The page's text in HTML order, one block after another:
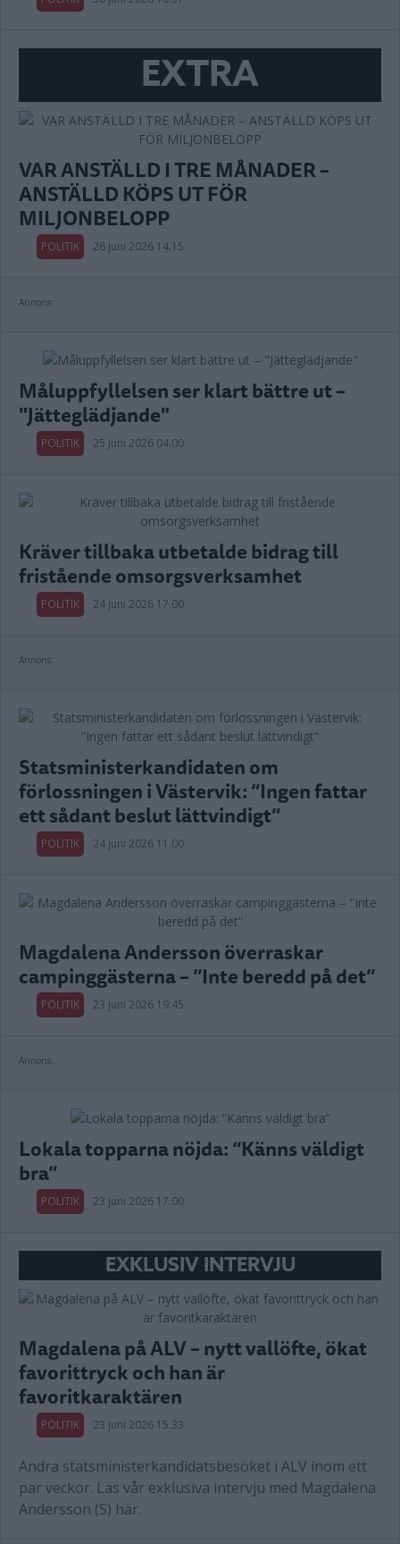
EXTRA
VAR ANSTÄLLD I TRE MÅNADER –
ANSTÄLLD KÖPS UT FÖR
MILJONBELOPP
POLITIK 26 juni 2026 14.15
Annons:
Måluppfyllelsen ser klart bättre ut –
"Jätteglädjande"
POLITIK 25 juni 2026 04.00
Kräver tillbaka utbetalde bidrag till
fristående omsorgsverksamhet
POLITIK 24 juni 2026 17.00
Annons:
Statsministerkandidaten om
förlossningen i Västervik: ”Ingen fattar
ett sådant beslut lättvindigt”
POLITIK 24 juni 2026 11.00
Magdalena Andersson överraskar
campinggästerna – ”Inte beredd på det”
POLITIK 23 juni 2026 19.45
Annons:
Lokala topparna nöjda: “Känns väldigt
bra”
POLITIK 23 juni 2026 17.00
EXKLUSIV INTERVJU
Magdalena på ALV – nytt vallöfte, ökat
favorittryck och han är
favoritkaraktären
POLITIK 23 juni 2026 15.33
Andra statsministerkandidatsbesöket i ALV inom ett
par veckor. Läs vår exklusiva intervju med Magdalena
Andersson (S) här.